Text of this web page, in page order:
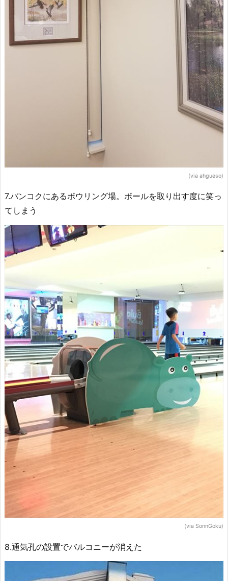
(via ahgueso)
7.バンコクにあるボウリング場。ボールを取り出す度に笑っ
てしまう
(via SonnGoku)
8.通気孔の設置でバルコニーが消えた